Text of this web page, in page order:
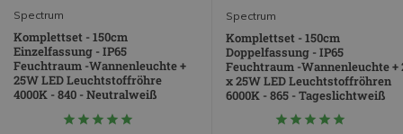
Spectrum
Komplettset - 150cm
Einzelfassung - IP65
Feuchtraum -Wannenleuchte +
25W LED Leuchtstoffröhre
4000K - 840 - Neutralweiß
Spectrum
Komplettset - 150cm
Doppelfassung - IP65
Feuchtraum -Wannenleuchte +
x 25W LED Leuchtstoffröhren
6000K - 865 - Tageslichtweiß